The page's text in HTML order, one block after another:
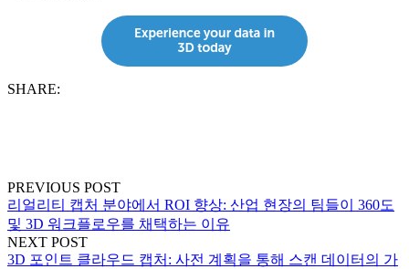
SHARE:
PREVIOUS POST
리얼리티 캡처 분야에서 ROI 향상: 산업 현장의 팀들이 360도
및 3D 워크플로우를 채택하는 이유
NEXT POST
3D 포인트 클라우드 캡처: 사전 계획을 통해 스캔 데이터의 가